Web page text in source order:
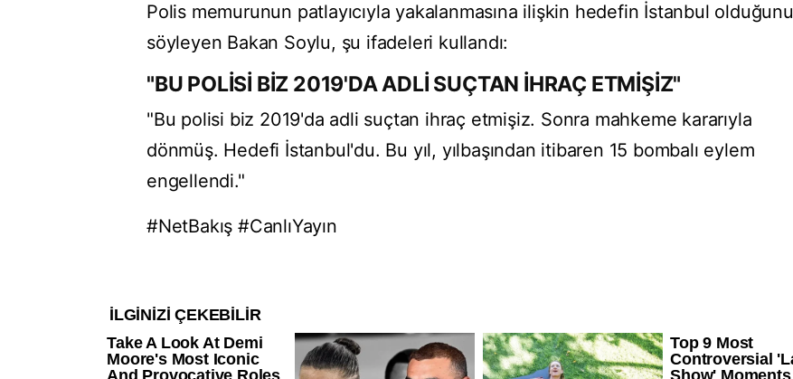
Polis memurunun patlayıcıyla yakalanmasına ilişkin hedefin İstanbul olduğunu
söyleyen Bakan Soylu, şu ifadeleri kullandı:
"BU POLİSİ BİZ 2019'DA ADLİ SUÇTAN İHRAÇ ETMİŞİZ"
"Bu polisi biz 2019'da adli suçtan ihraç etmişiz. Sonra mahkeme kararıyla
dönmüş. Hedefi İstanbul'du. Bu yıl, yılbaşından itibaren 15 bombalı eylem
engellendi."
#NetBakış #CanlıYayın